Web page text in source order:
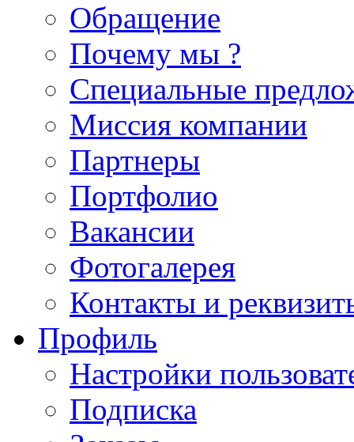
Обращение
Почему мы ?
Специальные
Миссия компании
Партнеры
Портфолио
Вакансии
Фотогалерея
Контакты и
Профиль
Настройки
Подписка